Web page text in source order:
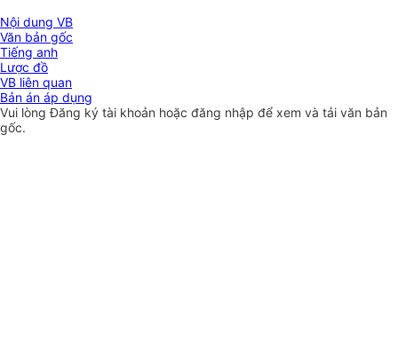
Nội dung VB
Văn bản gốc
Tiếng anh
Lược đồ
VB liên quan
Bản án áp dụng
Vui lòngĐăng ký tài khoản hoặc đăng nhập để xem và tải văn bản
gốc.